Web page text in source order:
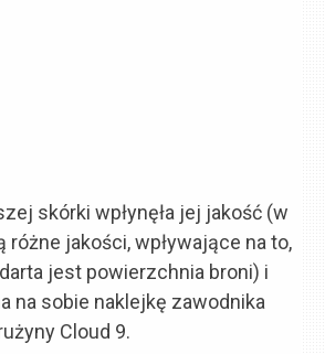
skórki wpłynęła jej jakość (w
różne jakości, wpływające na to,
jest powierzchnia broni) i
na sobie naklejkę zawodnika
Cloud 9.